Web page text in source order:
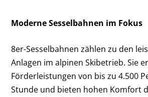
Moderne Sesselbahnen im Fokus
8er-Sesselbahnen zählen zu den
Anlagen im alpinen Skibetrieb. Sie
Förderleistungen von bis zu 4.500
Stunde und bieten hohen Komfort